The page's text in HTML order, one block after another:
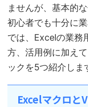
ませんが、基本的
初心者でも十分に
では、Excelの業務
方、活用例に加え
ックを5つ紹介しま
Excelマクロと